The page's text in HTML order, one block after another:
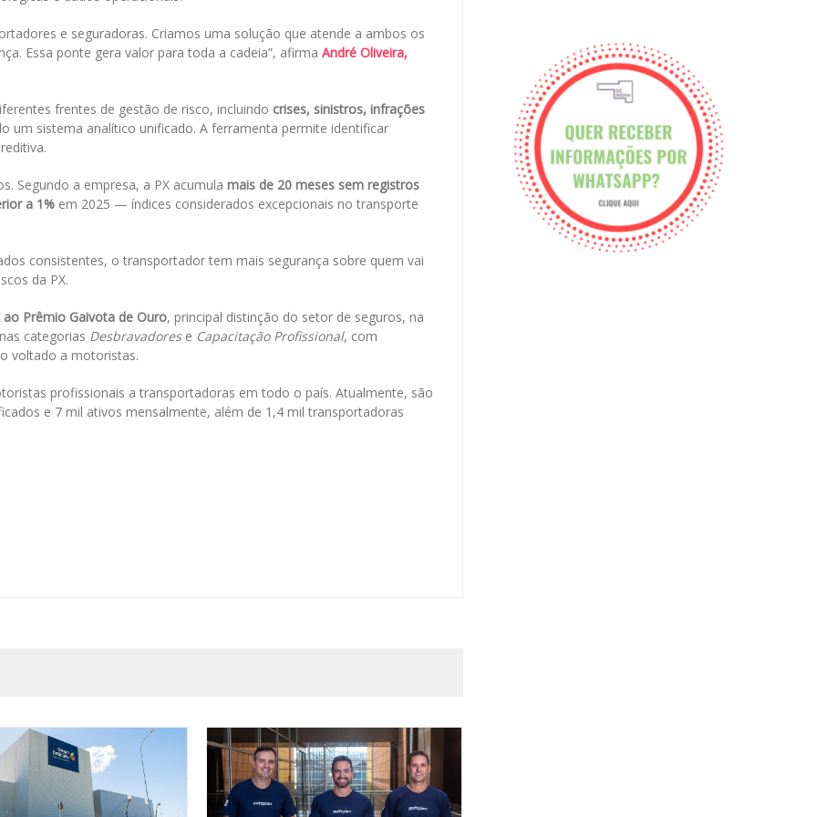
e seguradoras. Criamos uma solução que atende a ambos os
Essa ponte gera valor para toda a cadeia”, afirma André Oliveira,
frentes de gestão de risco, incluindo crises, sinistros, infrações
um sistema analítico unificado. A ferramenta permite identificar
Segundo a empresa, a PX acumula mais de 20 meses sem registros
a 1% em 2025 — índices considerados excepcionais no transporte
consistentes, o transportador tem mais segurança sobre quem vai
da PX.
ao Prêmio Gaivota de Ouro, principal distinção do setor de seguros, na
categorias Desbravadorese Capacitação Profissional, com
voltado a motoristas.
profissionais a transportadoras em todo o país. Atualmente, são
e 7 mil ativos mensalmente, além de 1,4 mil transportadoras